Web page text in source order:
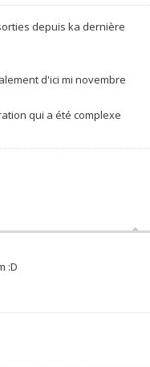
depuis ka dernière
d'ici mi novembre
qui a été complexe
:D